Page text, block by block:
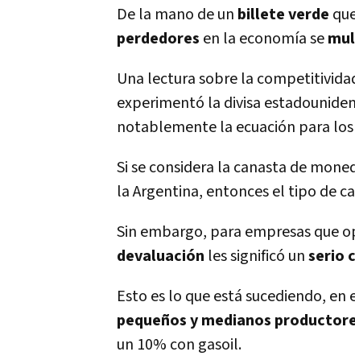
De la mano de un billete verde
perdedores en la economí­a se
Una lectura sobre la
experimentó la divisa
notablemente la ecuación para los
Si se considera la canasta de
la Argentina, entonces el tipo de
Sin embargo, para empresas que
devaluación les significó unserio
Esto es lo que está sucediendo,
pequeños y medianos
un 10% con gasoil.